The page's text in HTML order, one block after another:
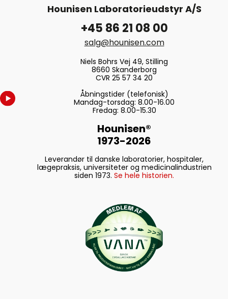
Hounisen Laboratorieudstyr A/S
+45 86 21 08 00
salg@hounisen.com
Niels Bohrs Vej 49, Stilling
8660 Skanderborg
CVR 25 57 34 20
Åbningstider (telefonisk)
Mandag-torsdag: 8.00-16.00
Fredag: 8.00-15.30
Hounisen®
1973-2026
Leverandør til danske laboratorier, hospitaler,
lægepraksis, universiteter og medicinalindustrien
siden 1973. Se hele historien.